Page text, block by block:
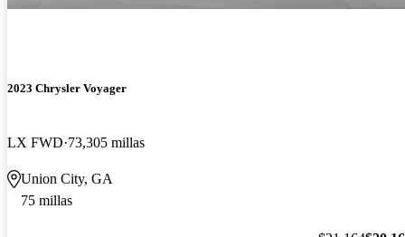
2023 Chrysler Voyager
LX FWD 73,305 millas
Union City, GA
75 millas